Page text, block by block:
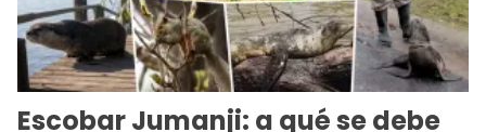
Escobar Jumanji: a qué se debe